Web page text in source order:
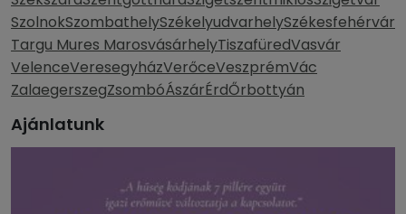
SzolnokSzombathelySzékelyudvarhelySzékesfehérvár
Targu Mures MarosvásárhelyTiszafüredVasvár
VelenceVeresegyházVerőceVeszprémVác
ZalaegerszegZsombóÁszárÉrdŐrbottyán
Ajánlatunk